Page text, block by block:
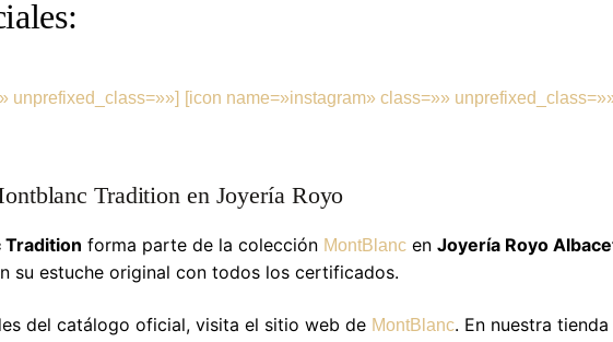
unprefixed_class=»»] [icon name=»instagram» class=»»
Tradition en Joyería Royo
Tradition forma parte de la colección MontBlanc en Joyería Royo
su estuche original con todos los certificados.
del catálogo oficial, visita el sitio web de MontBlanc. En nuestra